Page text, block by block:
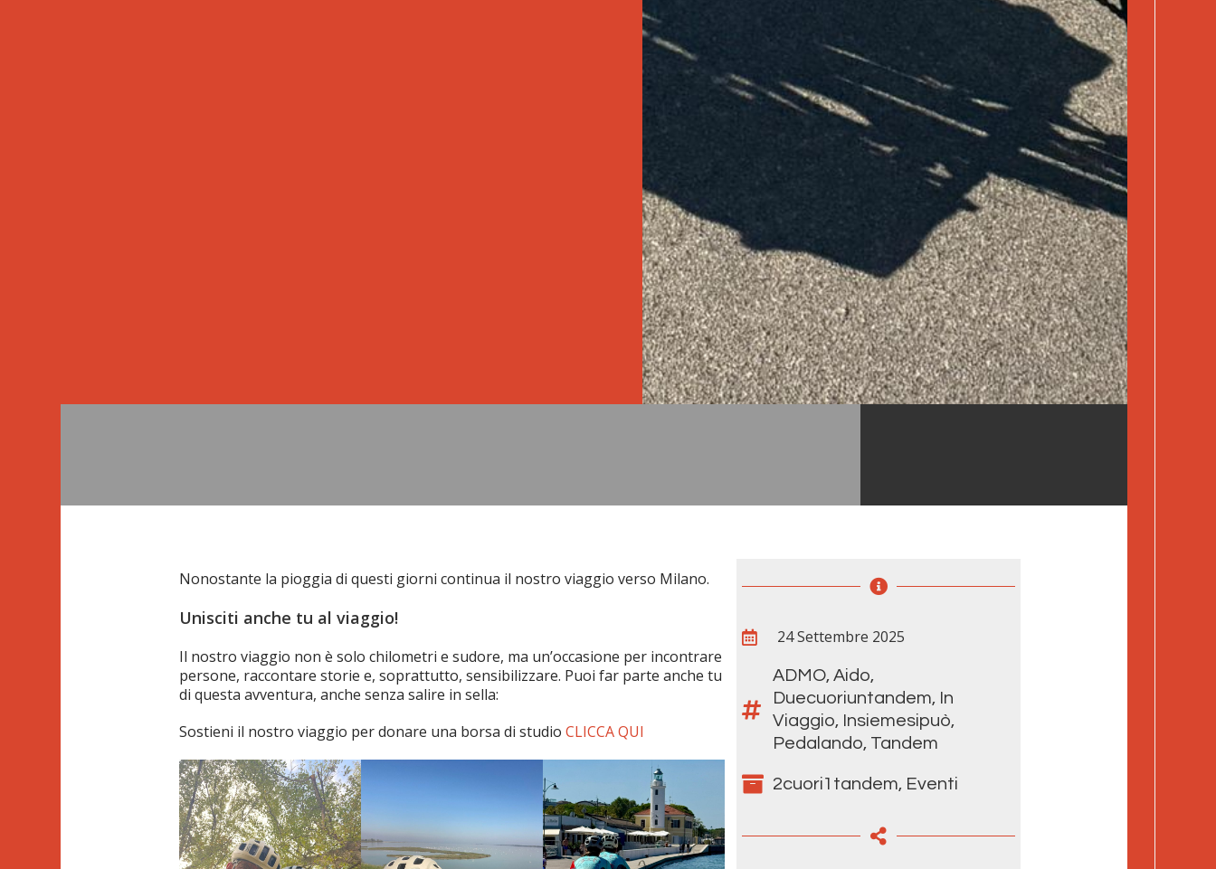
Nonostante la pioggia di questi giorni continua il nostro viaggio verso Milano.
Unisciti anche tu al viaggio!
Il nostro viaggio non è solo chilometri e sudore, ma un’occasione per incontrare
persone, raccontare storie e, soprattutto, sensibilizzare. Puoi far parte anche tu
di questa avventura, anche senza salire in sella:
Sostieni il nostro viaggio per donare una borsa di studio CLICCA QUI
24 Settembre 2025
ADMO, Aido,
Duecuoriuntandem, In
Viaggio, Insiemesipuò,
Pedalando, Tandem
2cuori1tandem, Eventi